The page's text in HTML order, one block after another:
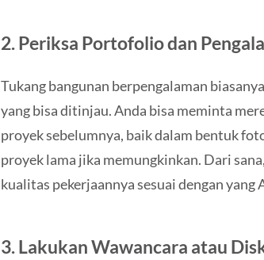
2.Periksa Portofolio dan
Tukang bangunan berpengalaman
yang bisa ditinjau. Anda bisa meminta
proyek sebelumnya, baik dalam bentuk
proyek lama jika memungkinkan. Dari
kualitas pekerjaannya sesuai dengan yang
3.Lakukan Wawancara atau